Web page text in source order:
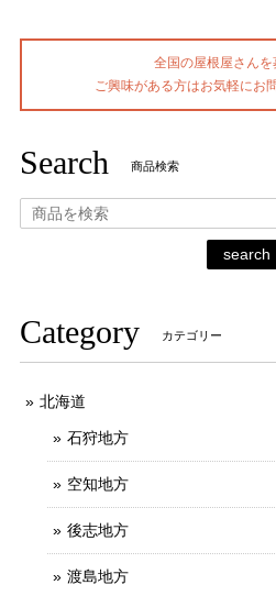
全国の屋根屋さん
ご興味がある方はお気軽にお
Search 商品検索
search
Category カテゴリー
北海道
石狩地方
空知地方
後志地方
渡島地方